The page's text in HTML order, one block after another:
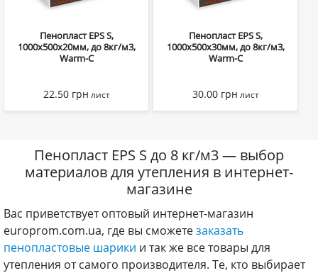
Пенопласт EPS S,
1000х500х20мм, до 8кг/м3,
Warm-C
22.50 грн лист
Пенопласт EPS S,
1000х500х30мм, до 8кг/м3,
Warm-C
30.00 грн лист
Пенопласт EPS S до 8 кг/м3 — выбор
материалов для утепления в интернет-
магазине
Вас приветствует оптовый интернет-магазин
europrom.com.ua, где вы сможетезаказать
пенопластовые шарики и так же все товары для
утепления от самого производителя. Те, кто выбирает